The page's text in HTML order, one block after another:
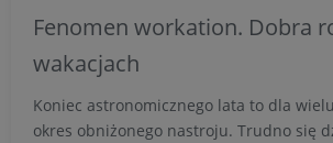
Fenomen workation. Dobra
wakacjach
Koniec astronomicznego lata to dla
okres obniżonego nastroju. Trudno się